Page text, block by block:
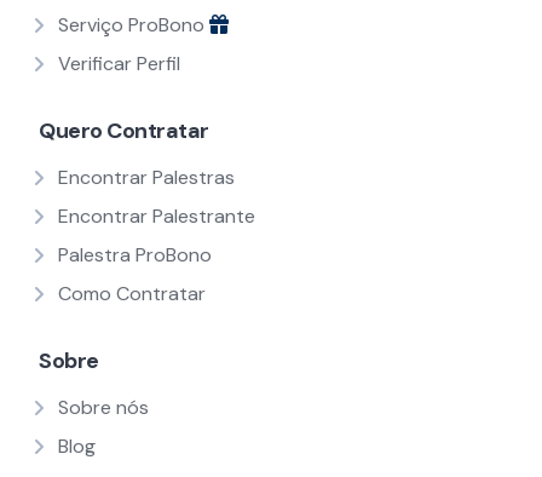
Serviço ProBono
Verificar Perfil
Quero Contratar
Encontrar Palestras
Encontrar Palestrante
Palestra ProBono
Como Contratar
Sobre
Sobre nós
Blog